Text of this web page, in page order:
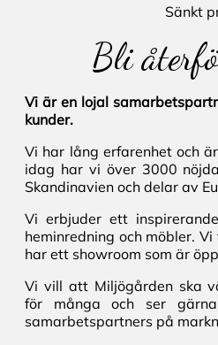
Sänkt
Bli
Vi är en lojal
kunder.
Vi har lång erfarenhet och
idag har vi över 3000
Skandinavien och delar av
Vi erbjuder ett
heminredning och möbler.
har ett showroom som är
Vi vill att Miljögården ska
för många och ser
samarbetspartners på